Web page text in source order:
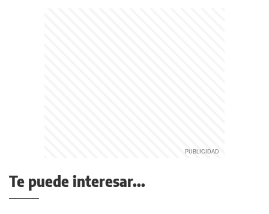
Te puede interesar...